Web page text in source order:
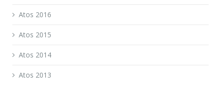
Atos 2016
Atos 2015
Atos 2014
Atos 2013